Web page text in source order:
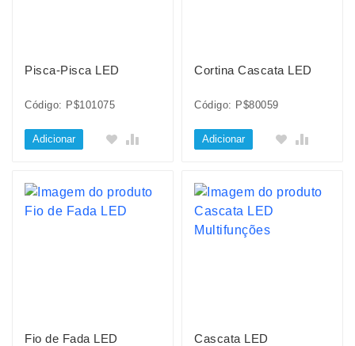
Pisca-Pisca LED
Código: P$101075
Adicionar
Cortina Cascata LED
Código: P$80059
Adicionar
Fio de Fada LED
Cascata LED